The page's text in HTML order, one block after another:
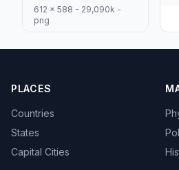
612 x 588 - 29,090k -
png
PLACES
Countries
States
Capital Cities